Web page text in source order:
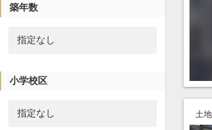
築年数
小学校区
土地